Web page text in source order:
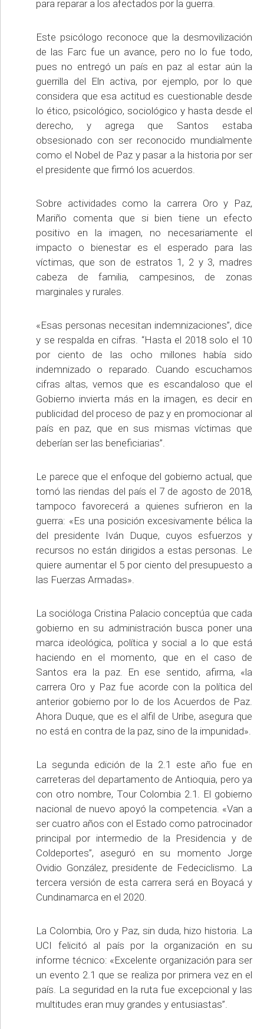
para reparar a los afectados por la guerra.
Este psicólogo reconoce que la desmovilización
de las Farc fue un avance, pero no lo fue todo,
pues no entregó un país en paz al estar aún la
guerrilla del Eln activa, por ejemplo, por lo que
considera que esa actitud es cuestionable desde
lo ético, psicológico, sociológico y hasta desde el
derecho, y agrega que Santos estaba
obsesionado con ser reconocido mundialmente
como el Nobel de Paz y pasar a la historia por ser
el presidente que firmó los acuerdos.
Sobre actividades como la carrera Oro y Paz,
Mariño comenta que si bien tiene un efecto
positivo en la imagen, no necesariamente el
impacto o bienestar es el esperado para las
víctimas, que son de estratos 1, 2 y 3, madres
cabeza de familia, campesinos, de zonas
marginales y rurales.
«Esas personas necesitan indemnizaciones”, dice
y se respalda en cifras. “Hasta el 2018 solo el 10
por ciento de las ocho millones había sido
indemnizado o reparado. Cuando escuchamos
cifras altas, vemos que es escandaloso que el
Gobierno invierta más en la imagen, es decir en
publicidad del proceso de paz y en promocionar al
país en paz, que en sus mismas víctimas que
deberían ser las beneficiarias”.
Le parece que el enfoque del gobierno actual, que
tomó las riendas del país el 7 de agosto de 2018,
tampoco favorecerá a quienes sufrieron en la
guerra: «Es una posición excesivamente bélica la
del presidente Iván Duque, cuyos esfuerzos y
recursos no están dirigidos a estas personas. Le
quiere aumentar el 5 por ciento del presupuesto a
las Fuerzas Armadas».
La socióloga Cristina Palacio conceptúa que cada
gobierno en su administración busca poner una
marca ideológica, política y social a lo que está
haciendo en el momento, que en el caso de
Santos era la paz. En ese sentido, afirma, «la
carrera Oro y Paz fue acorde con la política del
anterior gobierno por lo de los Acuerdos de Paz.
Ahora Duque, que es el alfil de Uribe, asegura que
no está en contra de la paz, sino de la impunidad».
La segunda edición de la 2.1 este año fue en
carreteras del departamento de Antioquia, pero ya
con otro nombre, Tour Colombia 2.1. El gobierno
nacional de nuevo apoyó la competencia. «Van a
ser cuatro años con el Estado como patrocinador
principal por intermedio de la Presidencia y de
Coldeportes”, aseguró en su momento Jorge
Ovidio González, presidente de Fedeciclismo. La
tercera versión de esta carrera será en Boyacá y
Cundinamarca en el 2020.
La Colombia, Oro y Paz, sin duda, hizo historia. La
UCI felicitó al país por la organización en su
informe técnico: «Excelente organización para ser
un evento 2.1 que se realiza por primera vez en el
país. La seguridad en la ruta fue excepcional y las
multitudes eran muy grandes y entusiastas”.